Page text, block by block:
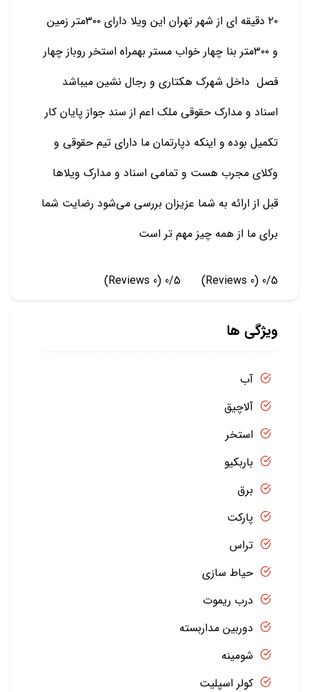
۲۰ دقیقه ای از شهر تهران این ویلا دارای ۳۰۰متر زمین
و ۳۰۰متر بنا چهار خواب مستر بهمراه استخر روباز چهار
فصل داخل شهرک هکتاری و رجال نشین میباشد
اسناد و مدارک حقوقی ملک اعم از سند جواز پایان کار
تکمیل بوده و اینکه دپارتمان ما دارای تیم حقوقی و
وکلای مجرب هست و تمامی اسناد و مدارک ویلاها
قبل از ارائه به شما عزیزان بررسی می‌شود رضایت شما
برای ما از همه چیز مهم تر است
0/5
(0 Reviews)
0/5
(0 Reviews)
ویژگی ها
آب
آلاچیق
استخر
باربکیو
برق
پارکت
تراس
حیاط سازی
درب ریموت
دوربین مداربسته
شومینه
کولر اسپلیت